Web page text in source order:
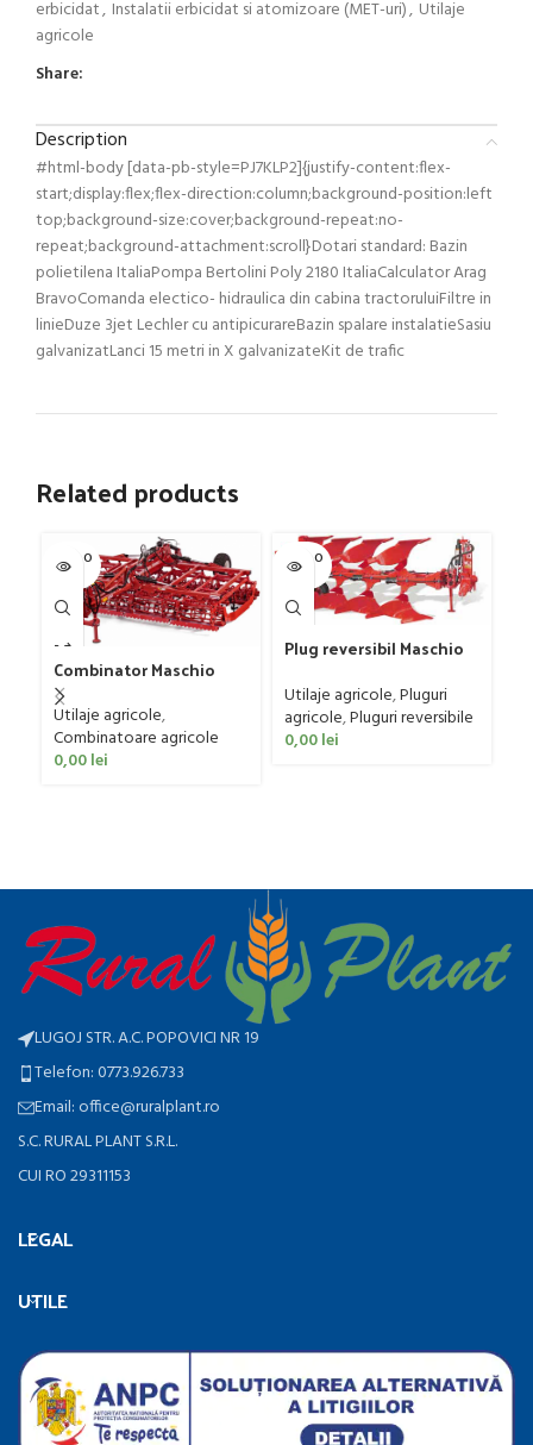
erbicidat, Instalatii erbicidat si atomizoare (MET-uri), Utilaje
agricole
Share:
Description
#html-body [data-pb-style=PJ7KLP2]{justify-content:flex-
start;display:flex;flex-direction:column;background-position:left
top;background-size:cover;background-repeat:no-
repeat;background-attachment:scroll}Dotari standard: Bazin
polietilena ItaliaPompa Bertolini Poly 2180 ItaliaCalculator Arag
BravoComanda electico- hidraulica din cabina tractoruluiFiltre in
linieDuze 3jet Lechler cu antipicurareBazin spalare instalatieSasiu
galvanizatLanci 15 metri in X galvanizateKit de trafic
Related products
SOLD O
UT
Combinator Maschio
Gaspardo model
Sandokan, 120-190 CP
Utilaje agricole,
Combinatoare agricole
0,00lei
SOLD O
UT
Plug reversibil Maschio
4 D 95
Utilaje agricole,Pluguri
agricole,Pluguri reversibile
0,00lei
LUGOJ STR. A.C. POPOVICI NR 19
Telefon: 0773.926.733
Email: office@ruralplant.ro
S.C. RURAL PLANT S.R.L.
CUI RO 29311153
LEGAL
UTILE